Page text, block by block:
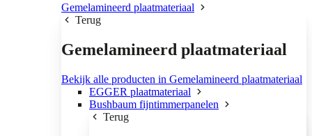
Gemelamineerd plaatmateriaal
Terug
Gemelamineerd plaatmateriaal
Bekijk alle producten in Gemelamineerd plaatmateriaal
EGGER plaatmateriaal
Bushbaum fijntimmerpanelen
Terug